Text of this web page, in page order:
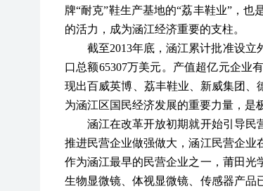
牌“耐克”鞋生产基地的“荔丰鞋业”，
的活力，成为涵江经济重要的支柱。
截至2013年底，涵江累计批准设立
口总额65307万美元。产值超亿元企业
现出百威英博、荔丰鞋业、新威集团、
为涵江区国民经济发展的重要力量，是
涵江在改革开放初期就开始引导民
推进民营企业做强做大，涵江民营企业
作为涵江最早的民营企业之一，莆田光
生物显微镜、体视显微镜、传感器产品